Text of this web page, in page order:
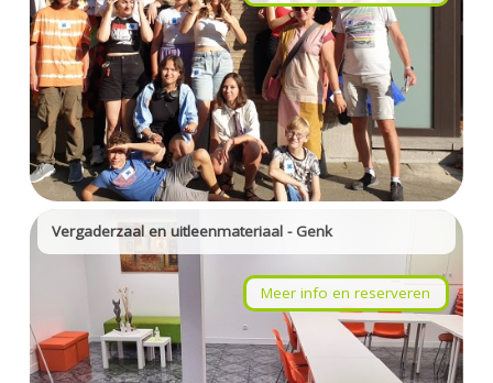
Vergaderzaal en uitleenmateriaal - Genk
Meer info en reserveren